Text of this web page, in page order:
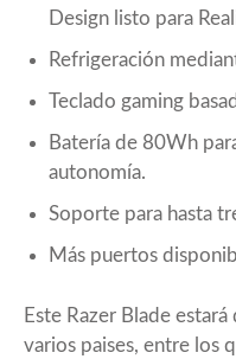
Design listo para
Refrigeración
Teclado gaming
Batería de 80Wh
autonomía.
Soporte para hasta
Más puertos
Este Razer Blade
varios paises, entre los